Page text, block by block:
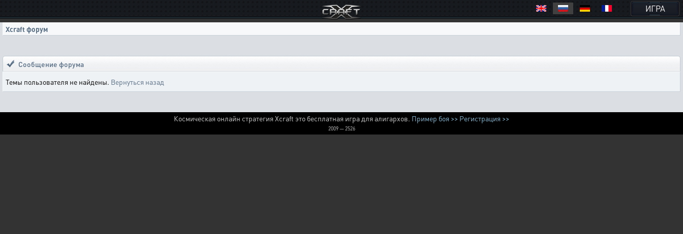
ИГРА
Xcraft форум
Сообщение форума
Темы пользователя не найдены. Вернуться назад
Космическая онлайн стратегия Xcraft это бесплатная игра для алигархов. Пример боя >> Регистрация >>
2009 — 2526